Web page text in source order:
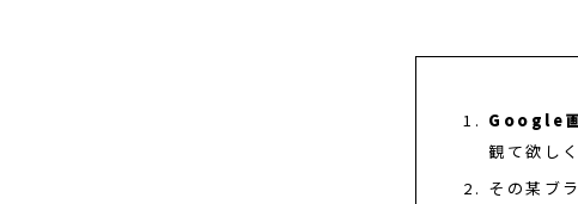
Google
観て欲し
その某ブ